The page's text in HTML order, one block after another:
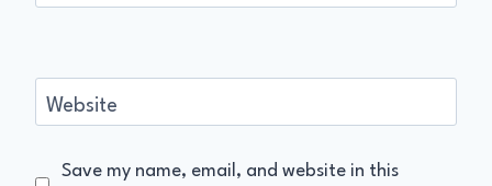
Website
Save my name, email, and website in this